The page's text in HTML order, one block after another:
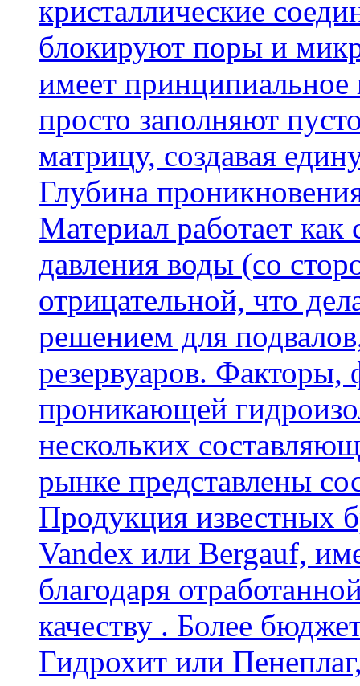
кристаллические
блокируют поры и
имеет
просто заполняют
матрицу, создавая
Глубина
Материал работает
давления воды (со
отрицательной, что
решением для
резервуаров.
проникающей
нескольких
рынке представлены
Продукция известных
Vandex или Bergauf,
благодаря
качеству . Более
Гидрохит или